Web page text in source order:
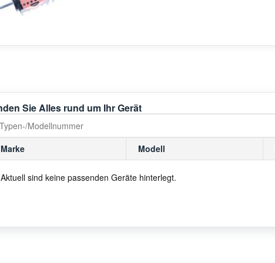
Sie Alles rund um Ihr Gerät
Marke Modell
Aktuell sind keine passenden Geräte hinterlegt.